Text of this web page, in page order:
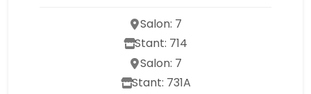
Salon: 7
Stant: 714
Salon: 7
Stant: 731A